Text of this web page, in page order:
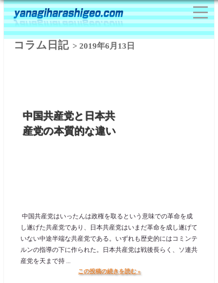
コラム日記> 2019年6月13日
中国共産党と日本共
産党の本質的な違い
中国共産党はいったんは政権を取るという意味での革命を成
し遂げた共産党であり、日本共産党はいまだ革命を成し遂げて
いない中途半端な共産党である。いずれも歴史的にはコミンテ
ルンの指導の下に作られた。日本共産党は戦後長らく、ソ連共
産党を天まで持 ...
この投稿の続きを読む »